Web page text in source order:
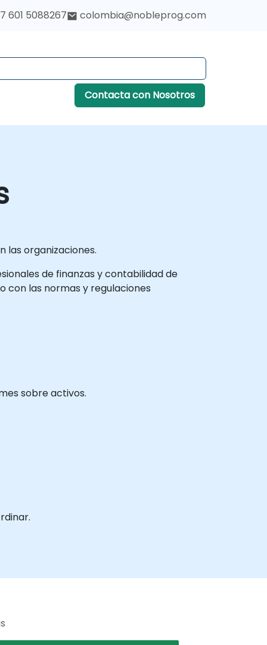
601 5088267 colombia@nobleprog.com
Contacta con Nosotros
las organizaciones.
de finanzas y contabilidad de
con las normas y regulaciones
sobre activos.